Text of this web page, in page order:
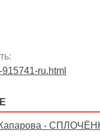
ru.html
-